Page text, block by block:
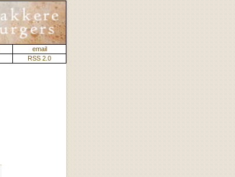
email
RSS 2.0